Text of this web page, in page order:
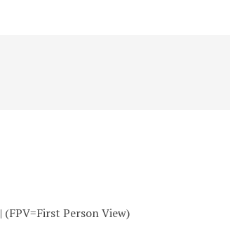
| (FPV=First Person View)